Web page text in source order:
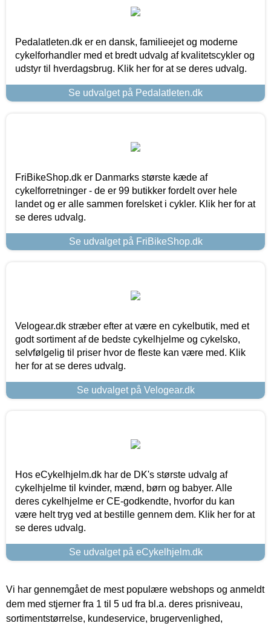
Pedalatleten.dk er en dansk, familieejet og moderne
cykelforhandler med et bredt udvalg af kvalitetscykler og
udstyr til hverdagsbrug. Klik her for at se deres udvalg.
Se udvalget på Pedalatleten.dk
FriBikeShop.dk er Danmarks største kæde af
cykelforretninger - de er 99 butikker fordelt over hele
landet og er alle sammen forelsket i cykler. Klik her for at
se deres udvalg.
Se udvalget på FriBikeShop.dk
Velogear.dk stræber efter at være en cykelbutik, med et
godt sortiment af de bedste cykelhjelme og cykelsko,
selvfølgelig til priser hvor de fleste kan være med. Klik
her for at se deres udvalg.
Se udvalget på Velogear.dk
Hos eCykelhjelm.dk har de DK's største udvalg af
cykelhjelme til kvinder, mænd, børn og babyer. Alle
deres cykelhjelme er CE-godkendte, hvorfor du kan
være helt tryg ved at bestille gennem dem. Klik her for at
se deres udvalg.
Se udvalget på eCykelhjelm.dk
Vi har gennemgået de mest populære webshops og anmeldt
dem med stjerner fra 1 til 5 ud fra bl.a. deres prisniveau,
sortimentstørrelse, kundeservice, brugervenlighed,